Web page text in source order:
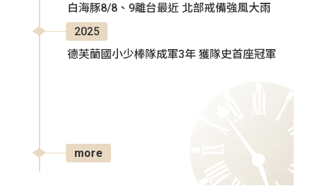
白海豚8/8、9離台最近 北部戒備強風大雨
2025
德芙蘭國小少棒隊成軍3年 獲隊史首座冠軍
more